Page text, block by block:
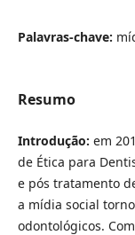
Palavras-chave:
Resumo
Introdução: em
de Ética para
e pós tratamento
a mídia social
odontológicos.